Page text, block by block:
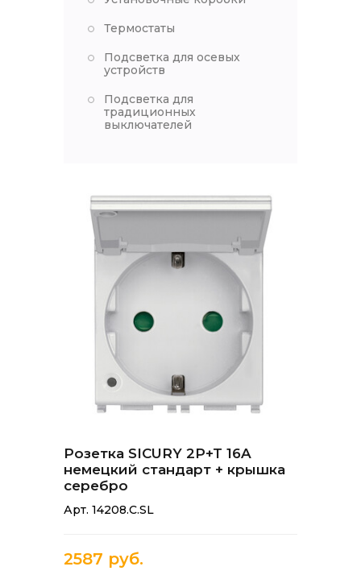
Термостаты
Подсветка для осевых
устройств
Подсветка для
традиционных
выключателей
Розетка SICURY 2P+T 16A
немецкий стандарт + крышка
серебро
Арт. 14208.C.SL
2587 руб.